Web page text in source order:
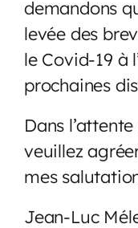
demandons
levée des
le Covid-19 à
prochaines
Dans
veuillez
mes
Jean-Luc